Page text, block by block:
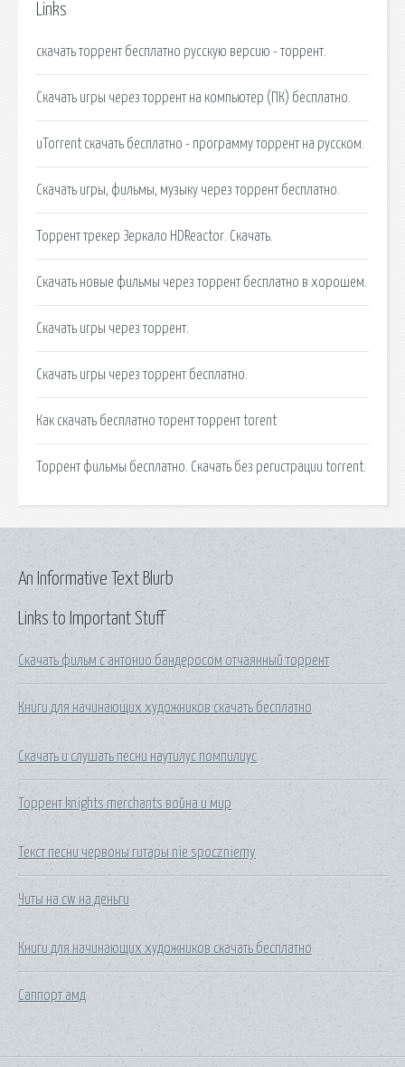
Links
скачать торрент бесплатно русскую версию - торрент.
Скачать игры через торрент на компьютер (ПК) бесплатно.
uTorrent скачать бесплатно - программу торрент на русском.
Скачать игры, фильмы, музыку через торрент бесплатно.
Торрент трекер Зеркало HDReactor. Скачать.
Скачать новые фильмы через торрент бесплатно в хорошем.
Скачать игры через торрент.
Скачать игры через торрент бесплатно.
Как скачать бесплатно торент торрент torent
Торрент фильмы бесплатно. Скачать без регистрации torrent.
Links to Important Stuff
Скачать фильм с антонио бандеросом отчаянный торрент
Книги для начинающих художников скачать бесплатно
Скачать и слушать песни наутилус помпилиус
Торрент knights merchants война и мир
Текст песни червоны гитары nie spoczniemy
Читы на cw на деньги
Книги для начинающих художников скачать бесплатно
Саппорт амд
An Informative Text Blurb